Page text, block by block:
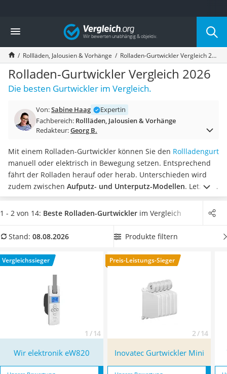
Die beliebtesten Vergleiche nach Kategorie
Wohnen
Matratzen-Topper
Matratzen
Konferenzlautsprecher
Tageslichtlampe
Badlüfter
Bürohocker
Außenleuchte mit Kamera
Akku-Tischlampe
Konferenzmikrofon
Klappmatratze
Duschkopf mit Kalkfilter
Aktenvernichter Sicherheitsstufe 4
Bettgitter
Topper 100 x 200
Höhenverstellbarer Schreibtisch
Matratze 90 x 200 cm
Vergleich
Rollläden, Jalousien & Vorhänge Rolladen-Gurtwickler Vergleich 2026
Rolladen-Gurtwickler Vergleich 2026
Die besten Gurtwickler im Vergleich.
Von:Sabine Haag
Expertin
Fachbereich: Rollläden, Jalousien & Vorhänge
Redakteur:Georg B.
Mit einem Rolladen-Gurtwickler können Sie den Rollladengurt
manuell oder elektrisch in Bewegung setzen. Entsprechend
fährt der Rolladen herauf oder herab. Unterschieden wird
zudem zwischen Aufputz- und Unterputz-Modellen. Letztere
sind laut gängigen Online-Tests besonders unauffällig und
können platzsparend in der Wand versenkt werden.
Wählen
Gurtwickler mit Gurtband
, um auf Anhieb die richtige
2026 besonders das Modell
Wir elektronik eW820*
Eigenschaften.
1 - 2 von 14: Beste Rolladen-Gurtwickler im Vergleich
Stand: 08.08.2026 Produkte filtern
Vergleichssieger
1 / 14
Preis-Leistungs-Sieger
2 / 14
Wir elektronik eW820 Inovatec Gurtwickler Mini